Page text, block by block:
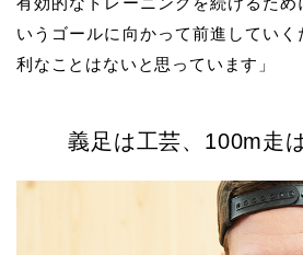
いうゴールに向かって前進してい
利なことはないと思っています」
義足は工芸、100m走